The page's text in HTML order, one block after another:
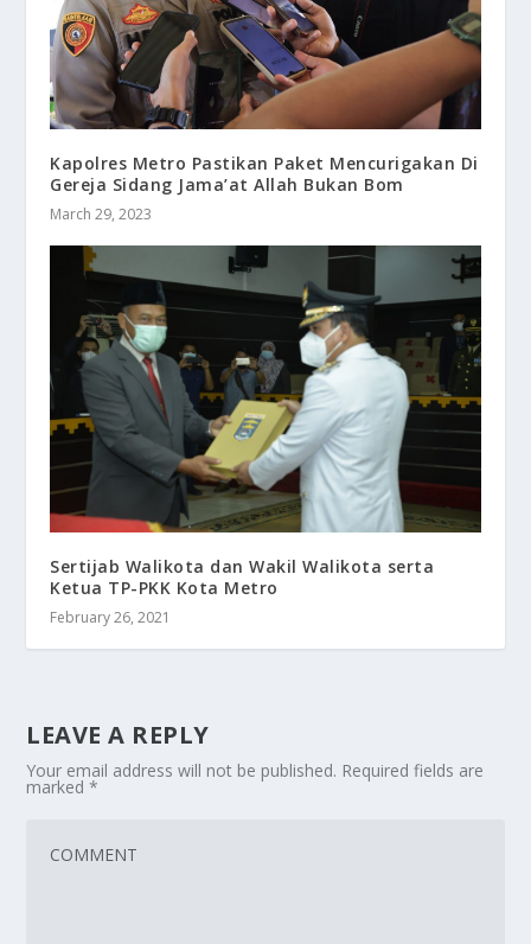
Kapolres Metro Pastikan Paket Mencurigakan Di
Gereja Sidang Jama’at Allah Bukan Bom
March 29, 2023
Sertijab Walikota dan Wakil Walikota serta
Ketua TP-PKK Kota Metro
February 26, 2021
LEAVE A REPLY
Your email address will not be published. Required fields are
marked*